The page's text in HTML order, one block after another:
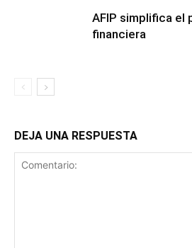
AFIP simplifica el
financiera
DEJA UNA RESPUESTA